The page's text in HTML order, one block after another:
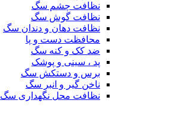
نظافت چشم سگ
نظافت گوش سگ
نظافت دهان و دندان سگ
محافظت دست و پا
ضد کک و کنه سگ
پد ، سینی و پوشک
برس و دستکش سگ
ناخن گیر و انبر سگ
نظافت محل نگهداری سگ